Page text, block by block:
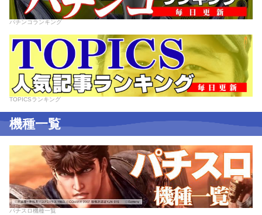
パチンコランキング
TOPICSランキング
機種一覧
パチスロ機種一覧